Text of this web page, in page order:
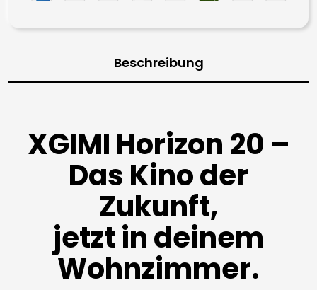
Beschreibung
XGIMI Horizon 20 –
Das Kino der
Zukunft,
jetzt in deinem
Wohnzimmer.